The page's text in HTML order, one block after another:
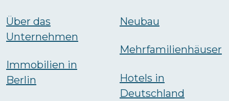
Über das
Unternehmen
Immobilien in
Berlin
Neubau
Mehrfamilienhäuser
Hotels in
Deutschland